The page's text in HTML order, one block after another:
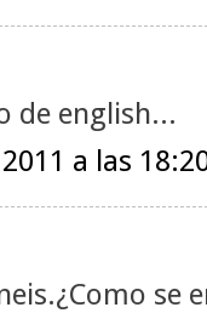
de english...
a las
se